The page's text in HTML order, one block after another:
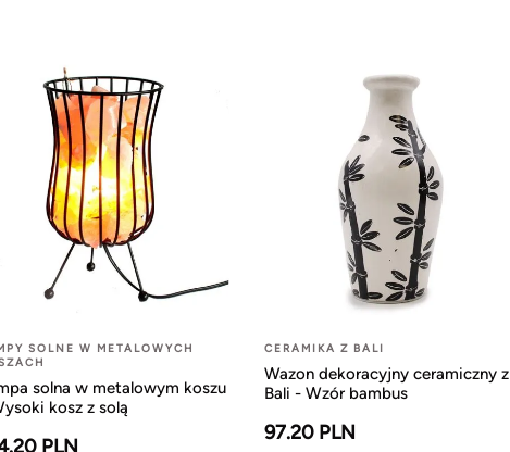
SOLNE W METALOWYCH
solna w metalowym koszu
kosz z solą
PLN
CERAMIKA Z BALI
Wazon dekoracyjny ceramiczny z
Bali - Wzór bambus
97.20 PLN